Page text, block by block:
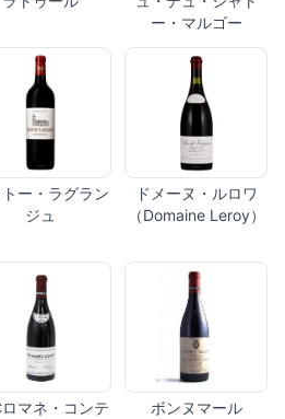
ー・マルゴー
ー・ラグラン
ジュ
ドメーヌ・ルロワ
（Domaine Leroy）
ロマネ・コンテ
ボンヌマール